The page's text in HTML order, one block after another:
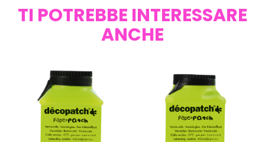
TI POTREBBE INTERESSARE
ANCHE